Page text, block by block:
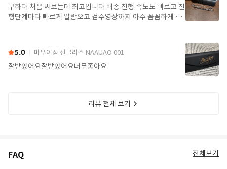
구하다 처음 써보는데 최고입니다 배송 진행 속도도 빠르고 진
행단계마다 빠르게 알람오고 검수영상까지 아주 꼼꼼하게 찍
5.0 마우이짐 선글라스 NAAUAO 001
잘받았어요잘받았어요너무좋아요
리뷰 전체 보기
FAQ 전체보기